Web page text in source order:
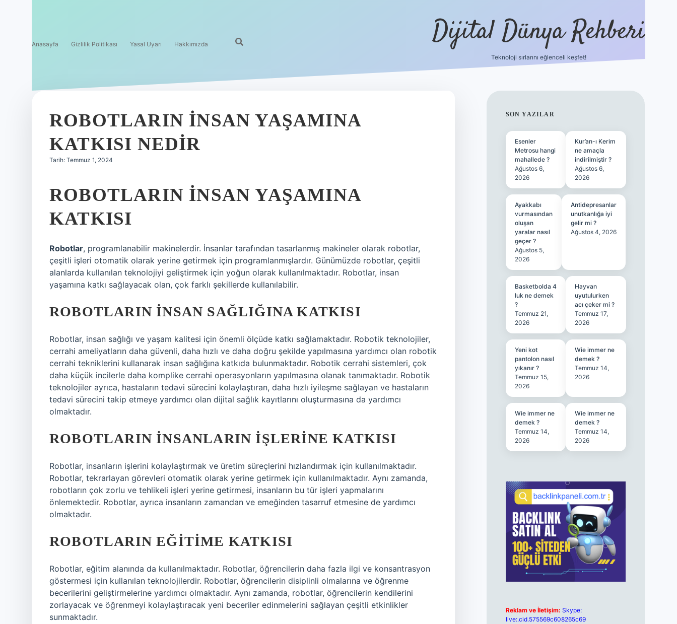
Anasayfa Gizlilik Politikası Yasal Uyarı Hakkımızda Dijital Dünya Rehberi
Teknoloji sırlarını eğlenceli keşfet!
ROBOTLARIN INSAN YAŞAMINA
KATKISI NEDIR
Tarih: Temmuz 1, 2024
ROBOTLARIN İNSAN YAŞAMINA
KATKISI
Robotlar, programlanabilir makinelerdir. İnsanlar tarafından tasarlanmış makineler olarak robotlar,
çeşitli işleri otomatik olarak yerine getirmek için programlanmışlardır. Günümüzde robotlar, çeşitli
alanlarda kullanılan teknolojiyi geliştirmek için yoğun olarak kullanılmaktadır. Robotlar, insan
yaşamına katkı sağlayacak olan, çok farklı şekillerde kullanılabilir.
ROBOTLARIN İNSAN SAĞLIĞINA KATKISI
Robotlar, insan sağlığı ve yaşam kalitesi için önemli ölçüde katkı sağlamaktadır. Robotik teknolojiler,
cerrahi ameliyatların daha güvenli, daha hızlı ve daha doğru şekilde yapılmasına yardımcı olan robotik
cerrahi tekniklerini kullanarak insan sağlığına katkıda bulunmaktadır. Robotik cerrahi sistemleri, çok
daha küçük incilerle daha komplike cerrahi operasyonların yapılmasına olanak tanımaktadır. Robotik
teknolojiler ayrıca, hastaların tedavi sürecini kolaylaştıran, daha hızlı iyileşme sağlayan ve hastaların
tedavi sürecini takip etmeye yardımcı olan dijital sağlık kayıtlarını oluşturmasına da yardımcı
olmaktadır.
ROBOTLARIN İNSANLARIN İŞLERINE KATKISI
Robotlar, insanların işlerini kolaylaştırmak ve üretim süreçlerini hızlandırmak için kullanılmaktadır.
Robotlar, tekrarlayan görevleri otomatik olarak yerine getirmek için kullanılmaktadır. Aynı zamanda,
robotların çok zorlu ve tehlikeli işleri yerine getirmesi, insanların bu tür işleri yapmalarını
önlemektedir. Robotlar, ayrıca insanların zamandan ve emeğinden tasarruf etmesine de yardımcı
olmaktadır.
ROBOTLARIN EĞITIME KATKISI
Robotlar, eğitim alanında da kullanılmaktadır. Robotlar, öğrencilerin daha fazla ilgi ve konsantrasyon
göstermesi için kullanılan teknolojilerdir. Robotlar, öğrencilerin disiplinli olmalarına ve öğrenme
becerilerini geliştirmelerine yardımcı olmaktadır. Aynı zamanda, robotlar, öğrencilerin kendilerini
zorlayacak ve öğrenmeyi kolaylaştıracak yeni beceriler edinmelerini sağlayan çeşitli etkinlikler
sunmaktadır.
SIDEBAR
SON YAZILAR
Esenler
Metrosu hangi
mahallede ?
Ağustos 6,
2026
Kur’an-ı Kerim
ne amaçla
indirilmiştir ?
Ağustos 6,
2026
Ayakkabı
vurmasından
oluşan
yaralar nasıl
geçer ?
Ağustos 5,
2026
Antidepresanlar
unutkanlığa iyi
gelir mi ?
Ağustos 4, 2026
Basketbolda 4
luk ne demek
?
Temmuz 21,
2026
Hayvan
uyutulurken
acı çeker mi ?
Temmuz 17,
2026
Yeni kot
pantolon nasıl
yıkanır ?
Temmuz 15,
2026
Wie immer ne
demek ?
Temmuz 14,
2026
Wie immer ne
demek ?
Temmuz 14,
2026
Wie immer ne
demek ?
Temmuz 14,
2026
Reklam ve İletişim: Skype:
live:.cid.575569c608265c69
tulipbet güncel giriş